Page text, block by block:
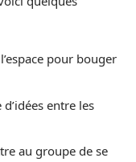
pour bouger
entre les
au groupe de se